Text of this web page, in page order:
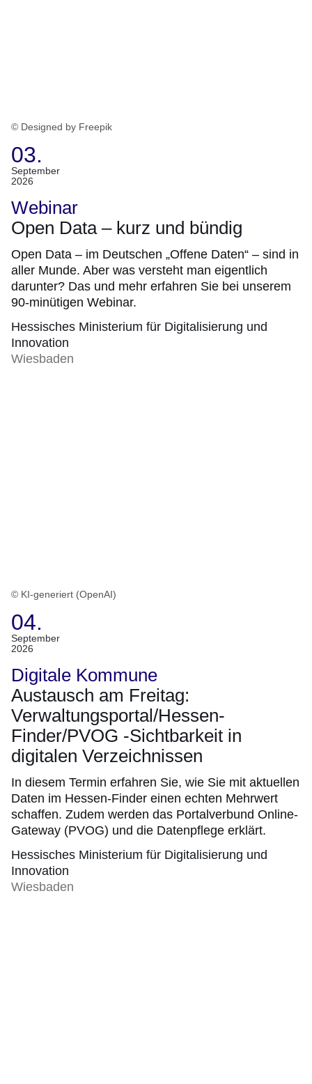
© Designed by Freepik
03.
September
2026
(Termin:
03.
September
Webinar
Open Data – kurz und bündig
Open Data – im Deutschen „Offene Daten“ – sind in
aller Munde. Aber was versteht man eigentlich
darunter? Das und mehr erfahren Sie bei unserem
90-minütigen Webinar.
Hessisches Ministerium für Digitalisierung und
Innovation
Wiesbaden
© KI-generiert (OpenAI)
04.
September
2026
(Termin:
04.
September
2026)
Digitale Kommune
Austausch am Freitag:
Verwaltungsportal/Hessen-
Finder/PVOG -Sichtbarkeit in
digitalen Verzeichnissen
In diesem Termin erfahren Sie, wie Sie mit aktuellen
Daten im Hessen-Finder einen echten Mehrwert
schaffen. Zudem werden das Portalverbund Online-
Gateway (PVOG) und die Datenpflege erklärt.
Hessisches Ministerium für Digitalisierung und
Innovation
Wiesbaden